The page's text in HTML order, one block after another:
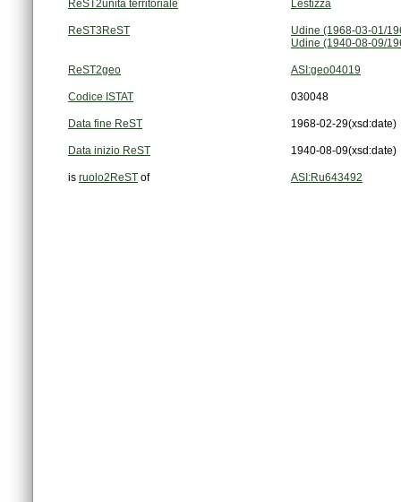
ReST2unità territoriale Lestizza
ReST3ReST
Udine (1968-03-01/
Udine (1940-08-09/
ReST2geo ASI:geo04019
Codice ISTAT 030048
Data fine ReST 1968-02-29(xsd:date)
Data inizio ReST 1940-08-09(xsd:date)
is ruolo2ReST of ASI:Ru643492